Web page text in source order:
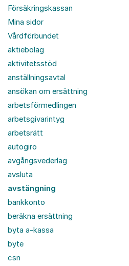
Försäkringskassan
Mina sidor
Vårdförbundet
aktiebolag
aktivitetsstöd
anställningsavtal
ansökan om ersättning
arbetsförmedlingen
arbetsgivarintyg
arbetsrätt
autogiro
avgångsvederlag
avsluta
avstängning
bankkonto
beräkna ersättning
byta a-kassa
byte
csn